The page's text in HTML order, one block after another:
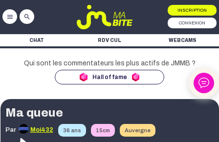
menu search
INSCRIPTION
CONNEXION
CHAT RDV CUL WEBCAMS
Hall of fame
Ma queue
Par Moi432 36 ans 15cm Auvergne